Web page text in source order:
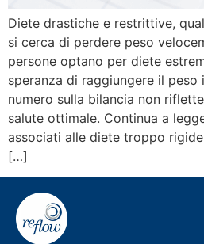
Diete drastiche e restrittive,
si cerca di perdere peso
persone optano per diete
speranza di raggiungere il peso
numero sulla bilancia non
salute ottimale. Continua a
associati alle diete troppo
[…]